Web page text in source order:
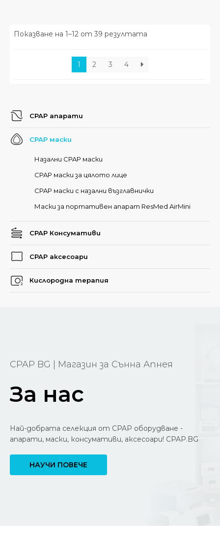
Показване на 1–12 от 39 резултата
1 2 3 4
CPAP апарати
CPAP маски
Назални CPAP маски
CPAP маски за цялото лице
CPAP маски с назални възглавнички
Маски за портативен апарат ResMed AirMini
CPAP Консумативи
CPAP аксесоари
Кислородна терапия
CPAP BG | Магазин за Сънна Апнея
За нас
Най-добрата селекция от CPAP оборудване -
апарати, маски, консумативи, аксесоари! CPAP.BG
НАУЧИ ПОВЕЧЕ